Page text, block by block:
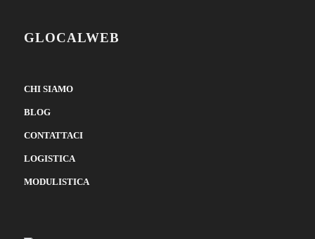
GLOCALWEB
CHI SIAMO
BLOG
CONTATTACI
LOGISTICA
MODULISTICA